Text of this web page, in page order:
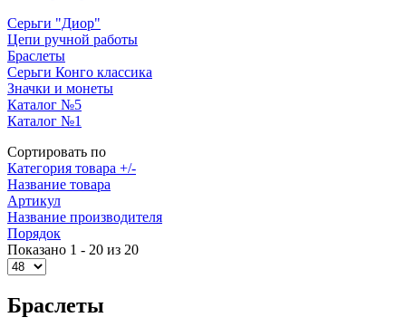
Серьги "Диор"
Цепи ручной работы
Браслеты
Серьги Конго классика
Значки и монеты
Каталог №5
Каталог №1
Сортировать по
Категория товара +/-
Название товара
Артикул
Название производителя
Порядок
Показано 1 - 20 из 20
Браслеты